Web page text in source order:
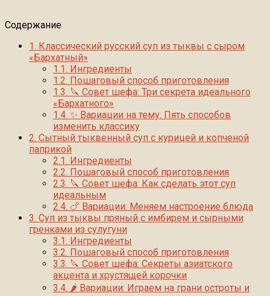
Содержание
1. Классический русский суп из тыквы с сыром
«Бархатный»
1.1. Ингредиенты
1.2. Пошаговый способ приготовления
1.3. 🔪 Совет шефа: Три секрета идеального
«Бархатного»
1.4. ✨ Вариации на тему: Пять способов
изменить классику
2. Сытный тыквенный суп с курицей и копченой
паприкой
2.1. Ингредиенты
2.2. Пошаговый способ приготовления
2.3. 🔪 Совет шефа: Как сделать этот суп
идеальным
2.4. 🍗 Вариации: Меняем настроение блюда
3. Суп из тыквы пряный с имбирем и сырными
гренками из сулугуни
3.1. Ингредиенты
3.2. Пошаговый способ приготовления
3.3. 🔪 Совет шефа: Секреты азиатского
акцента и хрустящей корочки
3.4. 🌶 Вариации: Играем на грани остроты и